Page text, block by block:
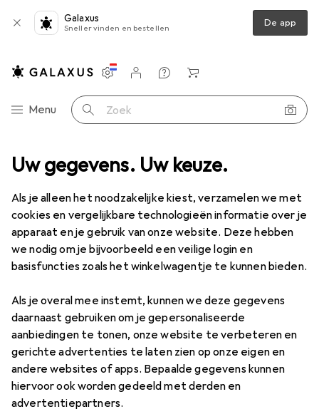
Uw gegevens. Uw keuze.
Als je alleen het noodzakelijke kiest, verzamelen we met
cookies en vergelijkbare technologieën informatie over je
apparaat en je gebruik van onze website. Deze hebben
we nodig om je bijvoorbeeld een veilige login en
basisfuncties zoals het winkelwagentje te kunnen bieden.
Als je overal mee instemt, kunnen we deze gegevens
daarnaast gebruiken om je gepersonaliseerde
aanbiedingen te tonen, onze website te verbeteren en
gerichte advertenties te laten zien op onze eigen en
andere websites of apps. Bepaalde gegevens kunnen
hiervoor ook worden gedeeld met derden en
advertentiepartners.
Galaxus
Sneller vinden en bestellen De app
Categorie navigatie
Menu Zoek op
Instellingen
Klantenaccount
Produktvergelijking
Verlanglijstje
Winkelmandje
Mode Alles in de mode Schoenen
Espadrilles
ProductenForum